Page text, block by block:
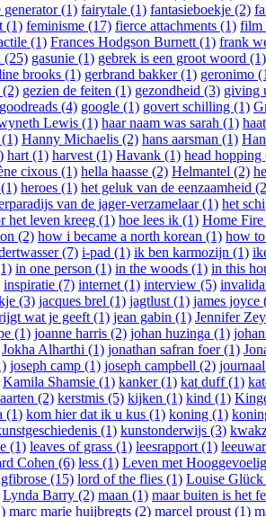
(1) fairytale (1) fantasieboekje (2)
(1) feminisme (17) fierce attachments (1) film
(1) Frances Hodgson Burnett (1) frank
(25) gasunie (1) gebrek is een groot woord (1)
brooks (1) gerbrand bakker (1) geronimo
(2) gezien de feiten (1) gezondheid (3) giving
goodreads (4) google (1) govert schilling (1)
Lewis (1) haar naam was sarah (1)
Hanny Michaelis (2) hans aarsman (1)
hart (1) harvest (1) Havank (1) head hopping
cixous (1) hella haasse (2) Helmantel (2)
heroes (1) het geluk van de eenzaamheid
van de jager-verzamelaar (1) het
het leven kreeg (1) hoe lees ik (1) Home
(2) how i became a north korean (1) how
(7) i-pad (1) ik ben karmozijn (1)
in one person (1) in the woods (1) in this
inspiratie (7) internet (1) interview (5)
(3) jacques brel (1) jagtlust (1) james joyce
wat je geeft (1) jean gabin (1) Jennifer
(1) joanne harris (2) johan huzinga (1)
Jokha Alharthi (1) jonathan safran foer (1)
joseph camp (1) joseph campbell (2)
Kamila Shamsie (1) kanker (1) kat duff (1)
(2) kerstmis (5) kijken (1) kind (1)
(1) kom hier dat ik u kus (1) koning (1)
(1) kunstonderwijs (3)
(1) leaves of grass (1) leesrapport (1)
Cohen (6) less (1) Leven met
(15) lord of the flies (1) Louise Glück
Lynda Barry (2) maan (1) maar buiten is het
marc marie huijbregts (2) marcel proust (1)